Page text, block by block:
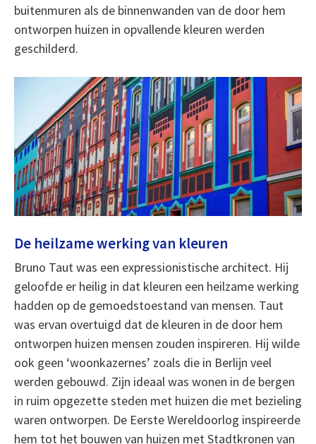
buitenmuren als de binnenwanden van de door hem
ontworpen huizen in opvallende kleuren werden
geschilderd.
De heilzame werking van kleuren
Bruno Taut was een expressionistische architect. Hij
geloofde er heilig in dat kleuren een heilzame werking
hadden op de gemoedstoestand van mensen. Taut
was ervan overtuigd dat de kleuren in de door hem
ontworpen huizen mensen zouden inspireren. Hij wilde
ook geen ‘woonkazernes’ zoals die in Berlijn veel
werden gebouwd. Zijn ideaal was wonen in de bergen
in ruim opgezette steden met huizen die met bezieling
waren ontworpen. De Eerste Wereldoorlog inspireerde
hem tot het bouwen van huizen met Stadtkronen van